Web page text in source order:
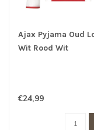
Ajax Pyjama Oud
Wit Rood Wit
€24,99